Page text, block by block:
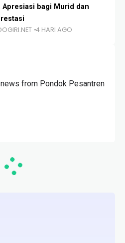
Apresiasi bagi Murid dan
4 HARI AGO
from Pondok Pesantren